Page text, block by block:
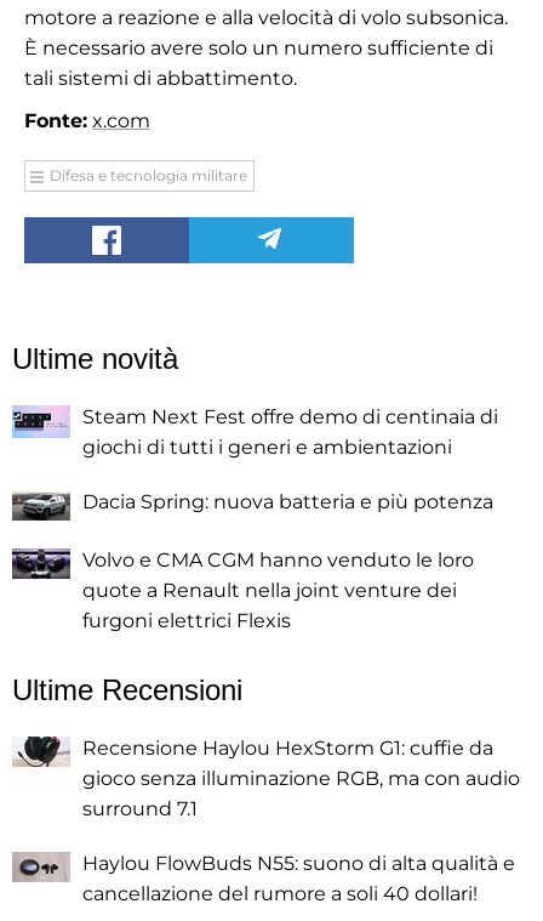
motore a reazione e alla velocità di volo subsonica.
È necessario avere solo un numero sufficiente di
tali sistemi di abbattimento.
Fonte: x.com
Difesa e tecnologia militare
Ultime novità
Steam Next Fest offre demo di centinaia di
giochi di tutti i generi e ambientazioni
Dacia Spring: nuova batteria e più potenza
Volvo e CMA CGM hanno venduto le loro
quote a Renault nella joint venture dei
furgoni elettrici Flexis
Ultime Recensioni
Recensione Haylou HexStorm G1: cuffie da
gioco senza illuminazione RGB, ma con audio
surround 7.1
Haylou FlowBuds N55: suono di alta qualità e
cancellazione del rumore a soli 40 dollari!